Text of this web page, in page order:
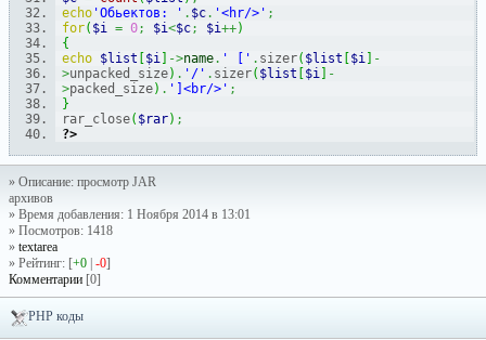
echo 'Обьектов: ' . $c. '<hr/>' ;
for( $i = 0; $i<$c; $i++)
{
echo $list $i ->name. ' [' . sizer( $list $i
-
>unpacked_size) . '/' . sizer( $list $i
-
>packed_size) . ']<br/>' ;
}
rar_close( $rar) ;
?>
» Описание: просмотр JAR
архивов
» Время добавления: 1 Ноября 2014 в 13:01
» Посмотров: 1418
» textarea
» Рейтинг: [+0 -0]
Комментарии [0]
PHP коды